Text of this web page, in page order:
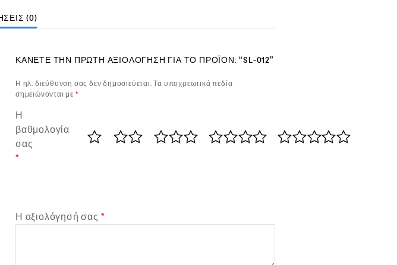
(0)
ΚΆΝΕΤΕ ΤΗΝ ΠΡΏΤΗ ΑΞΙΟΛΌΓΗΣΗ ΓΙΑ ΤΟ ΠΡΟΪΌΝ: “SL-012”
Η ηλ. διεύθυνση σας δεν δημοσιεύεται. Τα υποχρεωτικά πεδία
σημειώνονται με *
Η
βαθμολογία
σας
*
Η αξιολόγησή σας *